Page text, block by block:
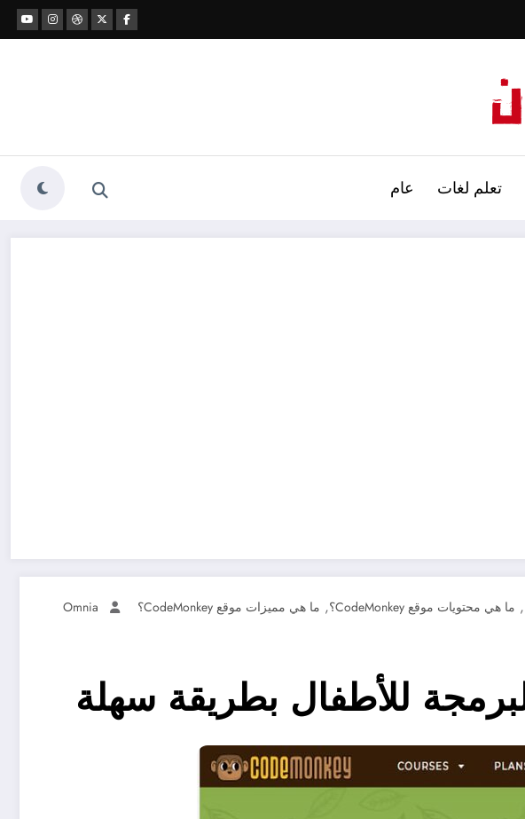
تعلم لغات عام
, ما هي محتويات موقع CodeMonkey؟ , ما هي مميزات موقع CodeMonkey؟
Omnia